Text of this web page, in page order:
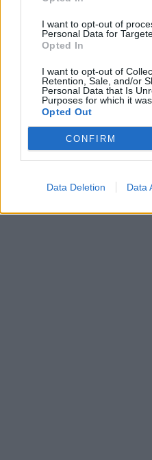
I want to opt-out of
Personal Data for
Opted In
I want to opt-out of
Retention, Sale, and/or
Personal Data that Is
Purposes for which it
Opted Out
CONFIRM
Data Deletion Data